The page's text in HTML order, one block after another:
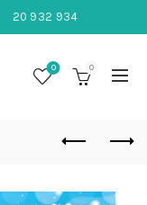
20 932 934
0 0